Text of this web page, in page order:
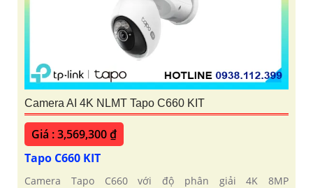
Camera AI 4K NLMT Tapo C660 KIT
Giá : 3,569,300 ₫
Tapo C660 KIT
Camera Tapo C660 với độ phân giải 4K 8MP